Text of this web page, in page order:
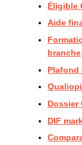
Éligible
Aide
branche
Plafond
Dossier
DIF